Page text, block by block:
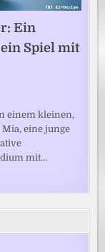
Ein
Spiel mit
einem kleinen,
eine junge
mit…